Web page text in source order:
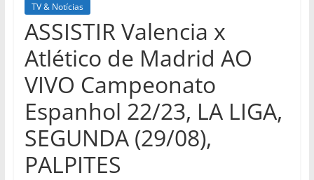
TV & Notícias
ASSISTIR Valencia x
Atlético de Madrid AO
VIVO Campeonato
Espanhol 22/23, LA LIGA,
SEGUNDA (29/08),
PALPITES